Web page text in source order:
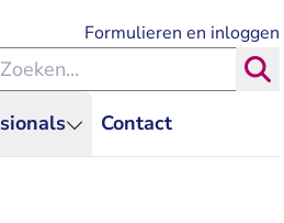
Contact
Formulieren en inloggen
binnen de Rechtspraak